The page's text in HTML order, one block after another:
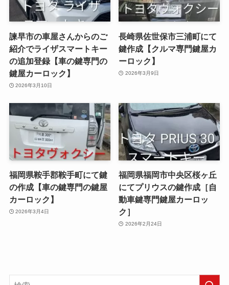
諫早市の車屋さんからのご
紹介でライザスマートキー
の追加登録【車の鍵専門の
鍵屋カーロック】
2026年3月10日
長崎県佐世保市三浦町にて
鍵作成【クルマ専門鍵屋カ
ーロック】
2026年3月9日
福岡県鞍手郡鞍手町にて鍵
の作成【車の鍵専門の鍵屋
カーロック】
2026年3月4日
福岡県福岡市中央区桜ヶ丘
にてプリウスの鍵作成［自
動車鍵専門鍵屋カーロッ
ク］
2026年2月24日